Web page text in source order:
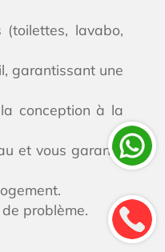
(toilettes, lavabo,
garantissant une
conception à la
et vous garantir
problème.